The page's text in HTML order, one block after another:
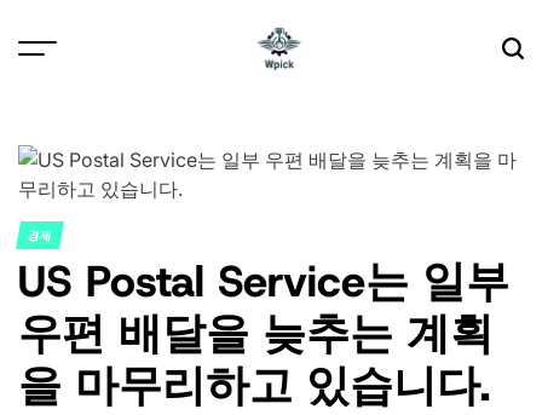
POSTED
IN
경제
US Postal Service는 일부
우편 배달을 늦추는 계획
을 마무리하고 있습니다.